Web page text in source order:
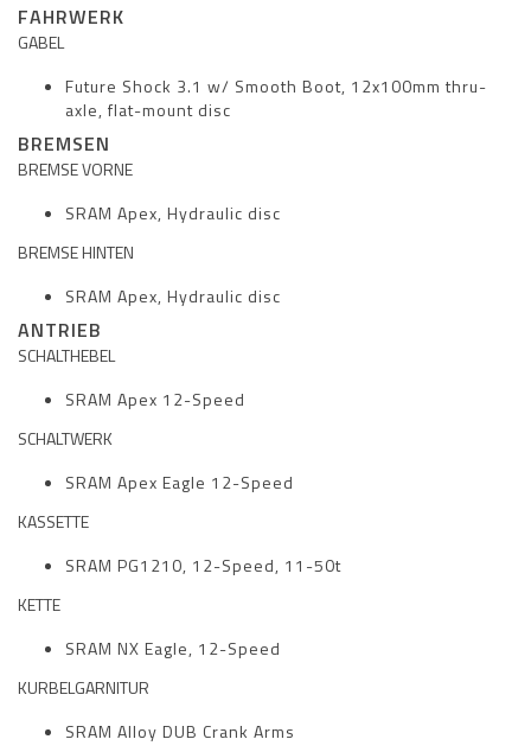
FAHRWERK
GABEL
Future Shock 3.1 w/ Smooth Boot, 12x100mm thru-
axle, flat-mount disc
BREMSEN
BREMSE VORNE
SRAM Apex, Hydraulic disc
BREMSE HINTEN
SRAM Apex, Hydraulic disc
ANTRIEB
SCHALTHEBEL
SRAM Apex 12-Speed
SCHALTWERK
SRAM Apex Eagle 12-Speed
KASSETTE
SRAM PG1210, 12-Speed, 11-50t
KETTE
SRAM NX Eagle, 12-Speed
KURBELGARNITUR
SRAM Alloy DUB Crank Arms